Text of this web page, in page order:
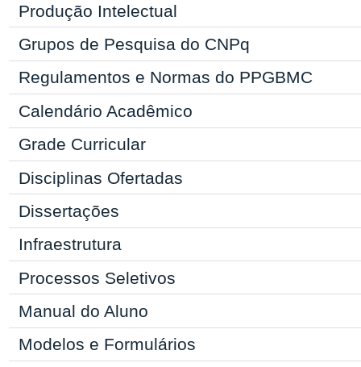
Produção Intelectual
Grupos de Pesquisa do CNPq
Regulamentos e Normas do PPGBMC
Calendário Acadêmico
Grade Curricular
Disciplinas Ofertadas
Dissertações
Infraestrutura
Processos Seletivos
Manual do Aluno
Modelos e Formulários